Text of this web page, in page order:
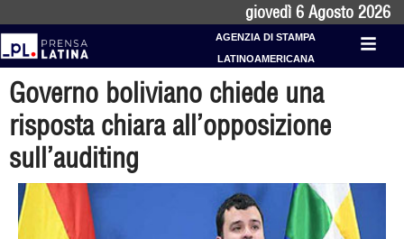
giovedì 6 Agosto 2026
AGENZIA DI STAMPA
LATINOAMERICANA
Governo boliviano chiede una
risposta chiara all’opposizione
sull’auditing